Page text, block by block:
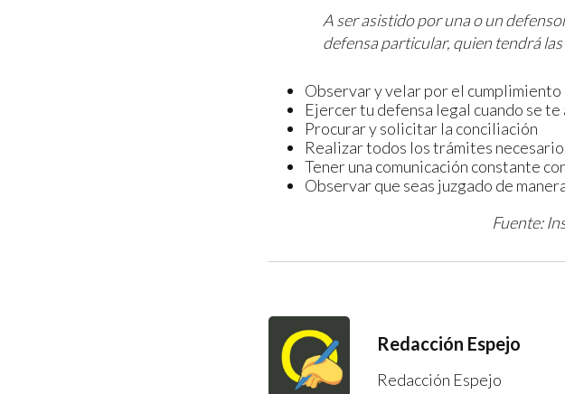
A ser asistido por una o un
defensa particular, quien tendrá
Observar y velar por el cumplimiento
Ejercer tu defensa legal cuando se
Procurar y solicitar la conciliación
Realizar todos los trámites
Tener una comunicación constante
Observar que seas juzgado de
Fuente:
Redacción Espejo
Redacción Espejo